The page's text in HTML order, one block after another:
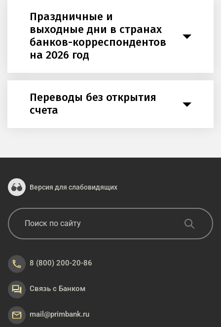
Праздничные и
выходные дни в странах
банков-корреспондентов
на 2026 год
Переводы без открытия
счета
Версия для слабовидящих
8 (800) 200-20-86
Связь с Банком
mail@primbank.ru